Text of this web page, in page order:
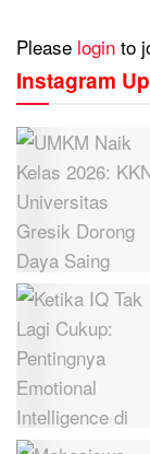
Please login to
Instagram